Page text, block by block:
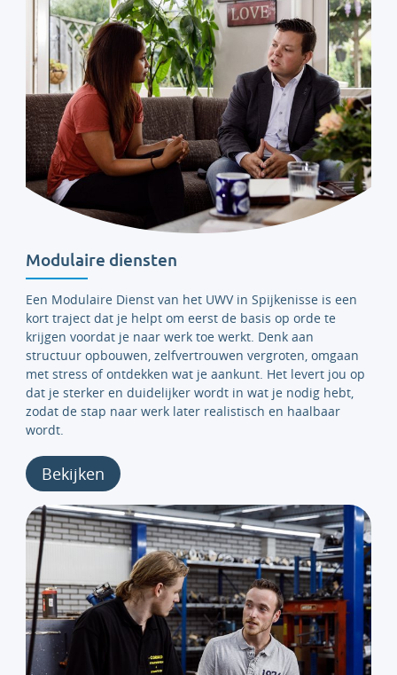
Modulaire diensten
Een Modulaire Dienst van het UWV in Spijkenisse is een
kort traject dat je helpt om eerst de basis op orde te
krijgen voordat je naar werk toe werkt. Denk aan
structuur opbouwen, zelfvertrouwen vergroten, omgaan
met stress of ontdekken wat je aankunt. Het levert jou op
dat je sterker en duidelijker wordt in wat je nodig hebt,
zodat de stap naar werk later realistisch en haalbaar
wordt.
Bekijken